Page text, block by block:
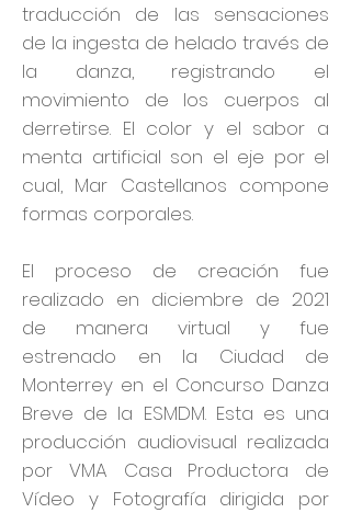
traducción de las sensaciones
de la ingesta de helado través de
la danza, registrando el
movimiento de los cuerpos al
derretirse. El color y el sabor a
menta artificial son el eje por el
cual, Mar Castellanos compone
formas corporales.
El proceso de creación fue
realizado en diciembre de 2021
de manera virtual y fue
estrenado en la Ciudad de
Monterrey en el Concurso Danza
Breve de la ESMDM. Esta es una
producción audiovisual realizada
por VMA Casa Productora de
Vídeo y Fotografía dirigida por